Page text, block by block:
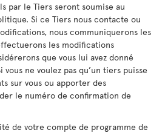
par le Tiers seront soumise au
Si ce Tiers nous contacte ou
nous communiquerons les
les modifications
que vous lui avez donné
ne voulez pas qu’un tiers puisse
sur vous ou apporter des
le numéro de confirmation de
de votre compte de programme de